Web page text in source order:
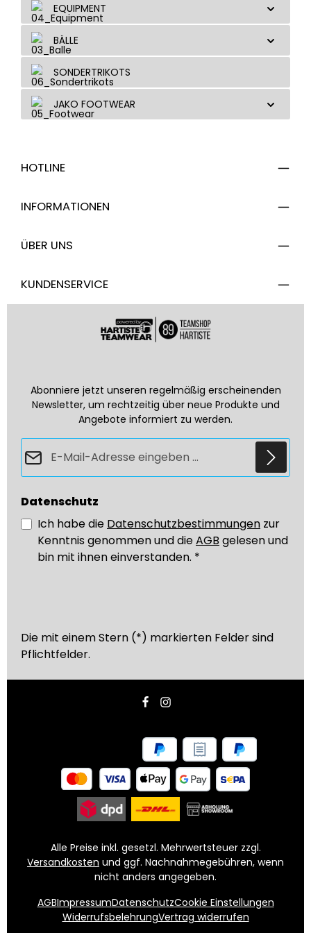
EQUIPMENT
BÄLLE
SONDERTRIKOTS
JAKO FOOTWEAR
HOTLINE
INFORMATIONEN
ÜBER UNS
KUNDENSERVICE
Abonniere jetzt unseren regelmäßig erscheinenden
Newsletter, um rechtzeitig über neue Produkte und
Angebote informiert zu werden.
Datenschutz
Ich habe die Datenschutzbestimmungen zur
Kenntnis genommen und dieAGB gelesen und
bin mit ihnen einverstanden. *
Die mit einem Stern (*) markierten Felder sind
Pflichtfelder.
Alle Preise inkl. gesetzl. Mehrwertsteuer zzgl.
Versandkosten und ggf. Nachnahmegebühren, wenn
nicht anders angegeben.
AGBImpressumDatenschutzCookie Einstellungen
WiderrufsbelehrungVertrag widerrufen